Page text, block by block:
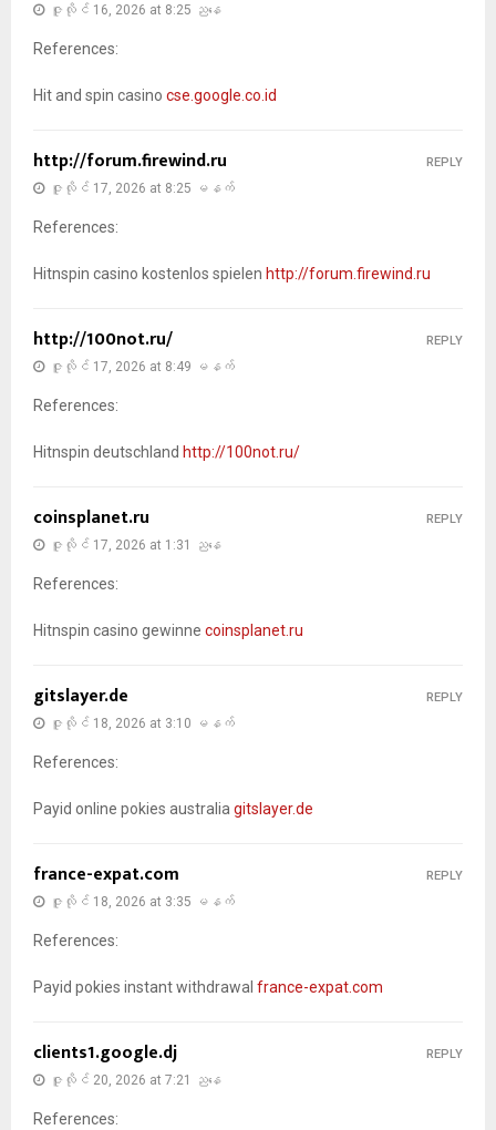
ဇူလိုင် 16, 2026 at 8:25 ညနေ
References:
Hit and spin casino cse.google.co.id
http://forum.firewind.ru
ဇူလိုင် 17, 2026 at 8:25 မနက်
References:
Hitnspin casino kostenlos spielen http://forum.firewind.ru
REPLY
http://100not.ru/
ဇူလိုင် 17, 2026 at 8:49 မနက်
References:
Hitnspin deutschland http://100not.ru/
REPLY
coinsplanet.ru
ဇူလိုင် 17, 2026 at 1:31 ညနေ
References:
Hitnspin casino gewinne coinsplanet.ru
REPLY
gitslayer.de
ဇူလိုင် 18, 2026 at 3:10 မနက်
References:
Payid online pokies australiagitslayer.de
REPLY
france-expat.com
ဇူလိုင် 18, 2026 at 3:35 မနက်
References:
Payid pokies instant withdrawal france-expat.com
REPLY
clients1.google.dj
ဇူလိုင် 20, 2026 at 7:21 ညနေ
References:
REPLY